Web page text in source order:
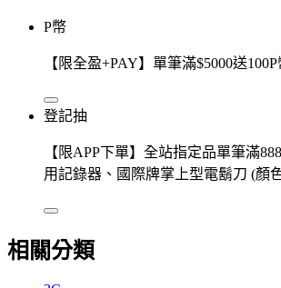
P幣
【限全盈+PAY】單筆滿$5000送100P
登記抽
【限APP下單】全站指定品單筆滿
用記錄器、國際牌掌上型電鬍刀 (顏
相關分類